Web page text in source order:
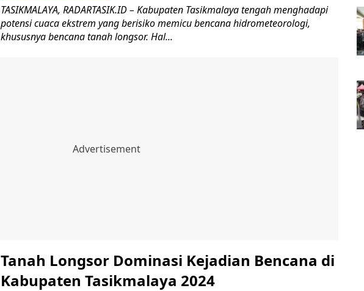
TASIKMALAYA, RADARTASIK.ID – Kabupaten Tasikmalaya tengah menghadapi
potensi cuaca ekstrem yang berisiko memicu bencana hidrometeorologi,
khususnya bencana tanah longsor. Hal...
Tanah Longsor Dominasi Kejadian Bencana di
Kabupaten Tasikmalaya 2024